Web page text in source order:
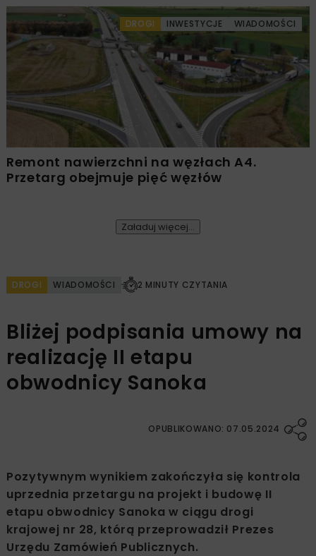
DROGI INWESTYCJE WIADOMOŚCI
Remont nawierzchni na węzłach A4.
Przetarg obejmuje pięć węzłów
Załaduj więcej...
DROGI WIADOMOŚCI 2 MINUTY CZYTANIA
Bliżej podpisania umowy na
realizację II etapu
obwodnicy Sanoka
OPUBLIKOWANO: 07.05.2024
Pozytywnym wynikiem zakończyła się kontrola
uprzednia przetargu na projekt i budowę II
etapu obwodnicy Sanoka w ciągu drogi
krajowej nr 28, którą przeprowadził Prezes
Urzędu Zamówień Publicznych.